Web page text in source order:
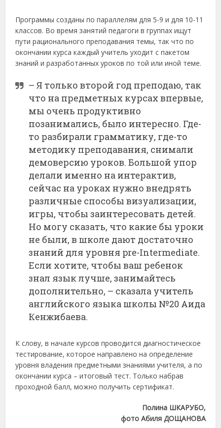
Программы созданы по параллелям для 5-9 и для 10-11
классов. Во время занятий педагоги в группах ищут
пути рационального преподавания темы, так что по
окончании курса каждый учитель уходит с пакетом
знаний и разработанных уроков по той или иной теме.
– Я только второй год преподаю, так
что на предметных курсах впервые,
мы очень продуктивно
позанимались, было интересно. Где-
то разбирали грамматику, где-то
методику преподавания, снимали
демоверсию уроков. Большой упор
делали именно на интерактив,
сейчас на уроках нужно внедрять
различные способы визуализации,
игры, чтобы заинтересовать детей.
Но могу сказать, что какие бы уроки
не были, в школе дают достаточно
знаний для уровня pre-Intermediate.
Если хотите, чтобы ваш ребенок
знал язык лучше, занимайтесь
дополнительно, – сказала учитель
английского языка школы №20 Аида
Кенжибаева.
К слову, в начале курсов проводится диагностическое
тестирование, которое направлено на определение
уровня владения предметными знаниями учителя, а по
окончании курса – итоговый тест. Только набрав
проходной балл, можно получить сертификат.
Полина ШКАРУБО,
фото Абиля ДОЩАНОВА